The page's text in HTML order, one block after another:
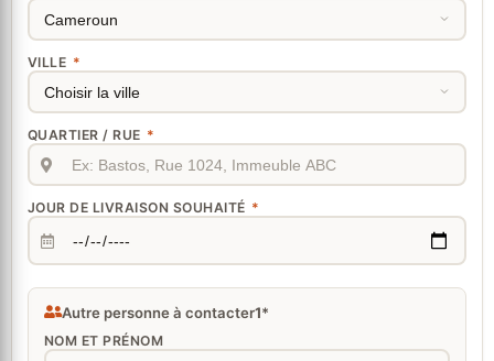
VILLE *
QUARTIER / RUE *
JOUR DE LIVRAISON SOUHAITÉ *
Autre personne à contacter1*
NOM ET PRÉNOM